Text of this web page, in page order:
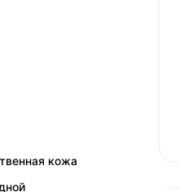
кожа